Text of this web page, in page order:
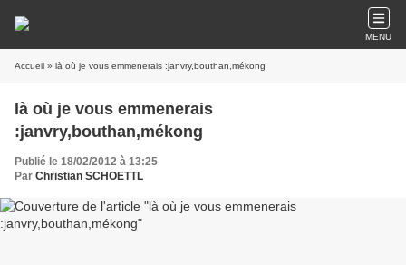
MENU
Accueil » là où je vous emmenerais :janvry,bouthan,mékong
là où je vous emmenerais
:janvry,bouthan,mékong
Publié le 18/02/2012 à 13:25
Par Christian SCHOETTL